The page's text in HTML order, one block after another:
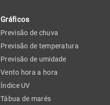
Gráficos
Previsão de chuva
Previsão de temperatura
Previsão de umidade
Vento hora a hora
Índice UV
Tábua de marés